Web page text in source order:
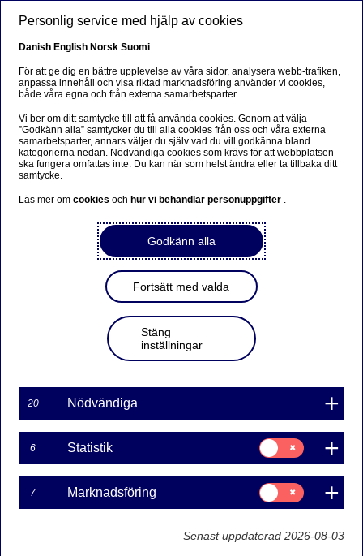
Beklager...
Siden findes desværre ikke på dansk
Bliv på siden|Fortsæt til en relateret side på dansk
Nordea Liv & Pension i
samarbete med
Världsnaturfonden WWF
Pressmeddelande | 2018-12-14 10:00
Nordea Liv & Pension Sverige har tillsammans med
Världsnaturfonden WWF slutit ett samarbetsavtal
för att gemensamt bidra till ökad kunskap om
hållbara investeringar. Samarbetsavtalet ska också
och utvärderar portföljer för att investera i linje
En viktig del i Nordea Liv & Pensions investeringsstrategi
Personlig service med hjälp av cookies
Danish English Norsk Suomi
För att ge dig en bättre upplevelse av våra sidor, analysera webb-trafiken,
anpassa innehåll och visa riktad marknadsföring använder vi cookies,
både våra egna och från externa samarbetsparter.
Vi ber om ditt samtycke till att få använda cookies. Genom att välja
”Godkänn alla” samtycker du till alla cookies från oss och våra externa
samarbetsparter, annars väljer du själv vad du vill godkänna bland
kategorierna nedan. Nödvändiga cookies som krävs för att webbplatsen
ska fungera omfattas inte. Du kan när som helst ändra eller ta tillbaka ditt
samtycke.
Läs mer omcookiesoch hur vi behandlar personuppgifter .
Godkänn alla
Fortsätt med valda
Stäng
inställningar
20 Nödvändiga
6 Statistik
Samtycke
för:
Statistik
7 Marknadsföring
Samtycke
för:
Marknadsföring
Senast uppdaterad 2026-08-03